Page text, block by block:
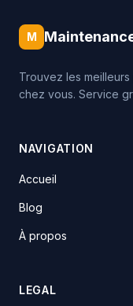
M
Trouvez les
chez vous. Service
NAVIGATION
Accueil
Blog
À propos
LEGAL